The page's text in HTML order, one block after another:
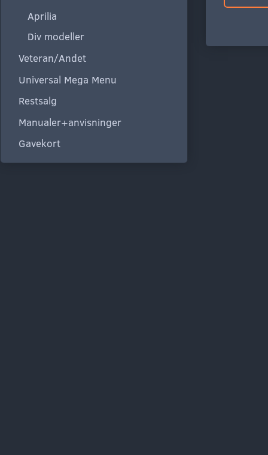
Aprilia
Div modeller
Veteran/Andet
Universal Mega Menu
Restsalg
Manualer+anvisninger
Gavekort